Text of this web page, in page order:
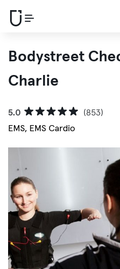
Bodystreet
Charlie
5.0
(853)
EMS, EMS Cardio